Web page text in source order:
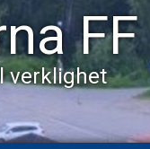
FF
verklighet